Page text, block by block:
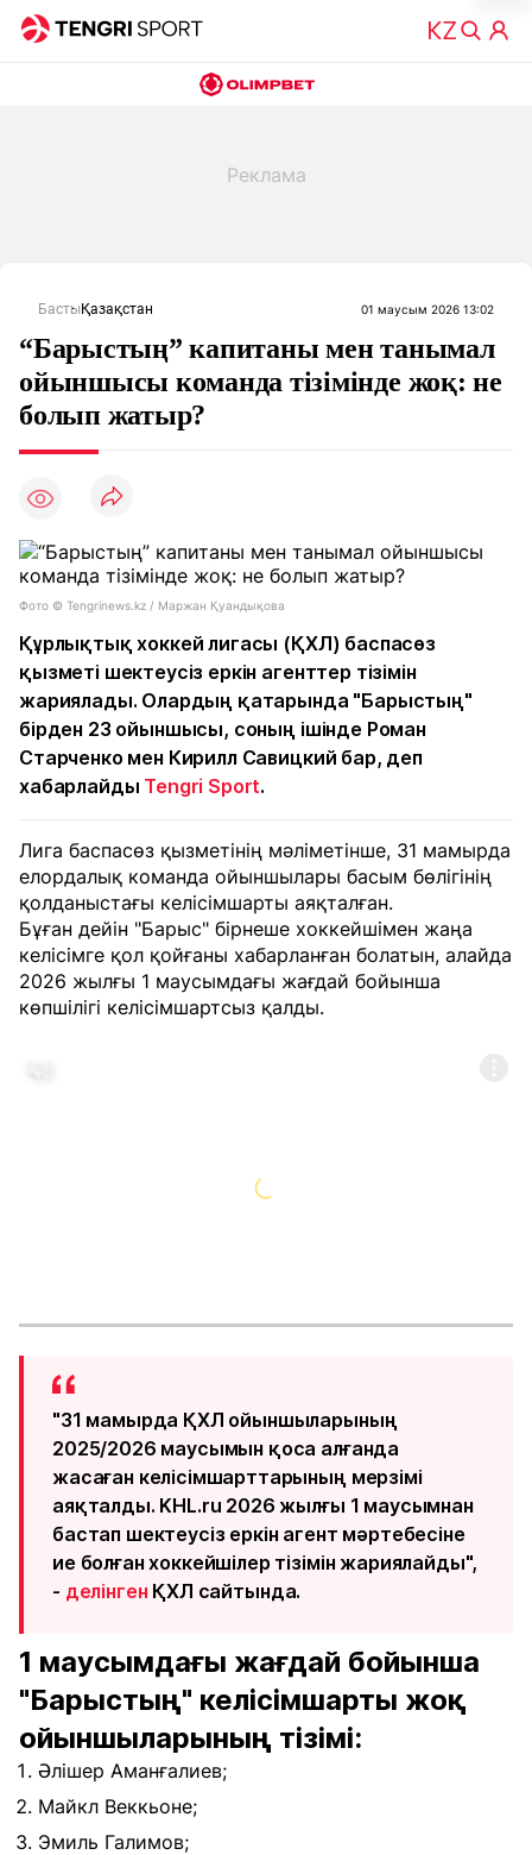
БастыҚазақстан 01 маусым 2026 13:02
“Барыстың” капитаны мен танымал
ойыншысы команда тізімінде жоқ: не
болып жатыр?
Фото © Tengrinews.kz / Маржан Қуандықова
Құрлықтық хоккей лигасы (ҚХЛ) баспасөз
қызметі шектеусіз еркін агенттер тізімін
жариялады. Олардың қатарында "Барыстың"
бірден 23 ойыншысы, соның ішінде Роман
Старченко мен Кирилл Савицкий бар, деп
хабарлайды Tengri Sport.
Лига баспасөз қызметінің мәліметінше, 31 мамырда
елордалық команда ойыншылары басым бөлігінің
қолданыстағы келісімшарты аяқталған.
Бұған дейін "Барыс" бірнеше хоккейшімен жаңа
келісімге қол қойғаны хабарланған болатын, алайда
2026 жылғы 1 маусымдағы жағдай бойынша
көпшілігі келісімшартсыз қалды.
"31 мамырда ҚХЛ ойыншыларының
2025/2026 маусымын қоса алғанда
жасаған келісімшарттарының мерзімі
аяқталды. KHL.ru 2026 жылғы 1 маусымнан
бастап шектеусіз еркін агент мәртебесіне
ие болған хоккейшілер тізімін жариялайды",
- делінген ҚХЛ сайтында.
1 маусымдағы жағдай бойынша
"Барыстың" келісімшарты жоқ
ойыншыларының тізімі:
Әлішер Аманғалиев;
Майкл Веккьоне;
Эмиль Галимов;